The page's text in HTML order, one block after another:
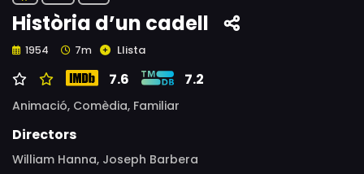
Història d’un cadell
1954 7m Llista
7.6 7.2
Animació, Comèdia, Familiar
Directors
William Hanna, Joseph Barbera